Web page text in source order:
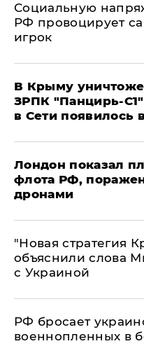
Социальную
РФ провоцирует
игрок
В Крыму
ЗРПК "Панцирь-
в Сети появилось
Лондон показал
флота РФ,
дронами
"Новая стратегия
объяснили слова
с Украиной
РФ бросает
военнопленных в